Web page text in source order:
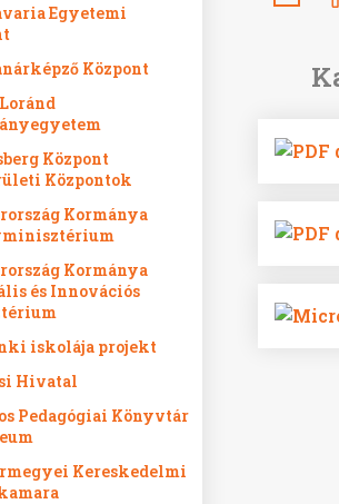
Egyetemi
Központ
Központ
Központok
Kormánya
Kormánya
és Innovációs
iskolája projekt
Hivatal
Pedagógiai Könyvtár
Kereskedelmi